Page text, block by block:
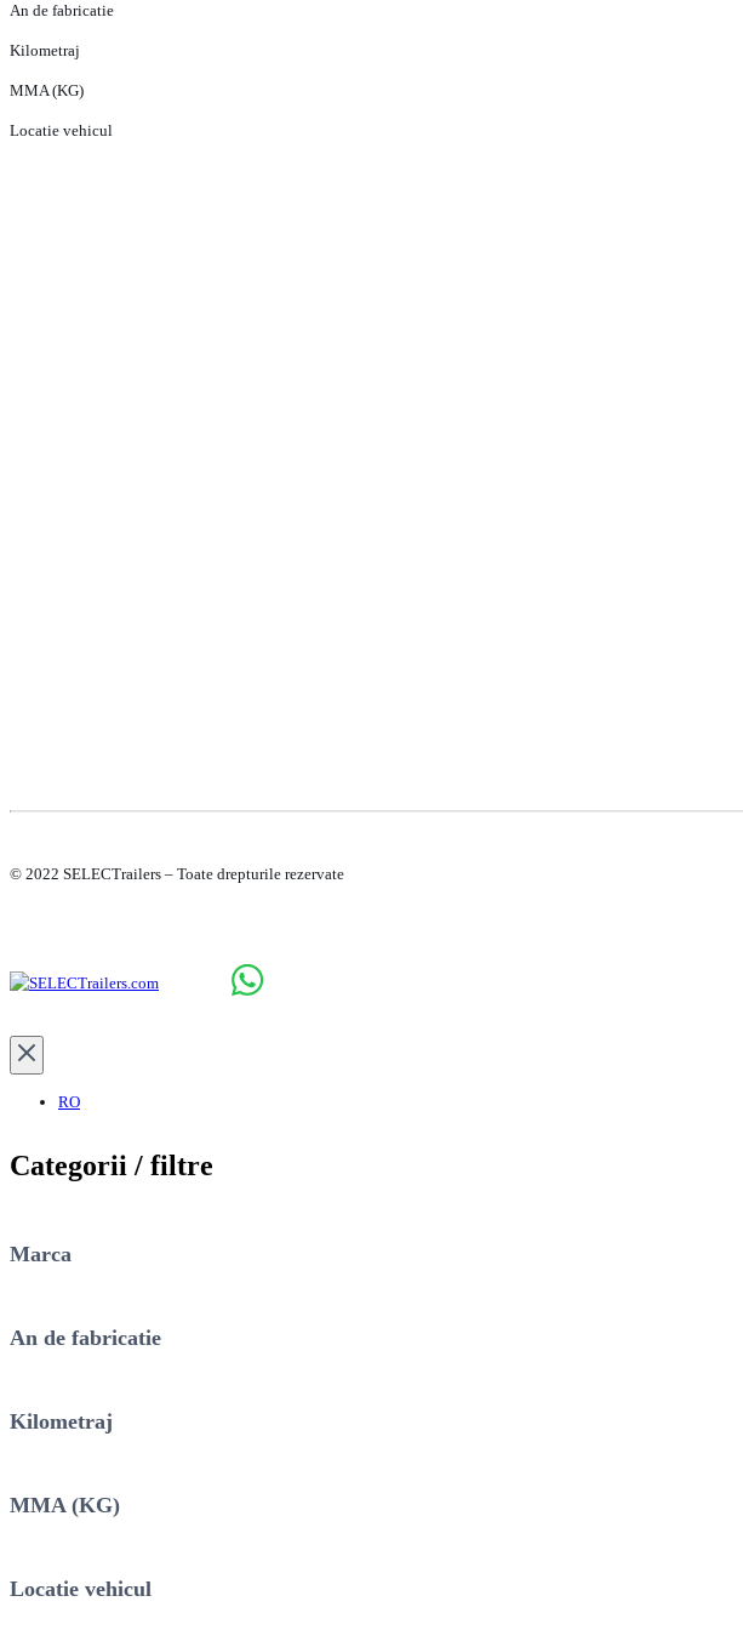
An de fabricatie
Kilometraj
MMA (KG)
Locatie vehicul
© 2022 SELECTrailers – Toate drepturile rezervate
RO
Categorii / filtre
Marca
An de fabricatie
Kilometraj
MMA (KG)
Locatie vehicul